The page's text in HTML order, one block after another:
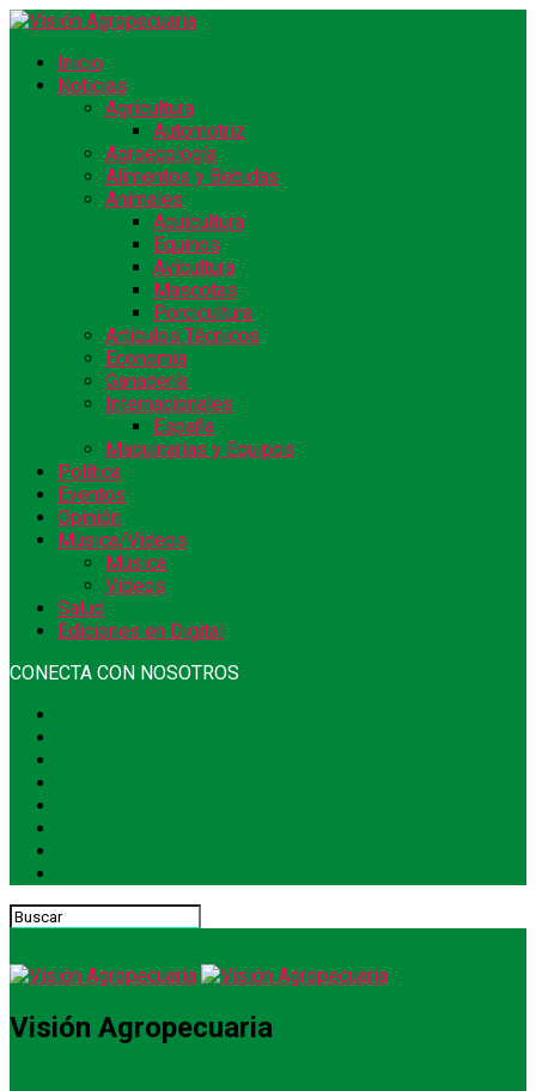
Inicio
Noticias
Agricultura
Automotriz
Agroecología
Alimentos y Bebidas
Animales
Acuicultura
Equinos
Avicultura
Mascotas
Porcicultura
Artículos Técnicos
Economía
Ganadería
Internacionales
España
Maquinarias y Equipos
Política
Eventos
Opinión
Música/Videos
Música
Videos
Salud
Ediciones en Digital
CONECTA CON NOSOTROS
Visión Agropecuaria